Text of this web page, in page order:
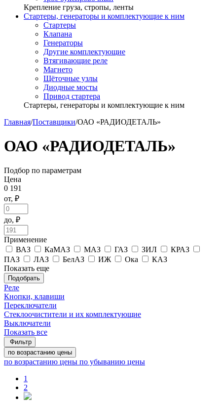
Крепление груза, стропы, ленты
Стартеры, генераторы и комплектующие к ним
Стартеры
Клапана
Генераторы
Другие комплектующие
Втягивающие реле
Магнето
Щёточные узлы
Диодные мосты
Привод стартера
Стартеры, генераторы и комплектующие к ним
Главная/Поставщики/ОАО «РАДИОДЕТАЛЬ»
ОАО «РАДИОДЕТАЛЬ»
Подбор по параметрам
Цена
0 191
от, ₽
до, ₽
Применение
ВАЗ
КаМАЗ МАЗ ГАЗ ЗИЛ
КРАЗ
ПАЗ
ЛАЗ БелАЗ ИЖ Ока
КАЗ
Показать еще
Подобрать
Реле
Кнопки, клавиши
Переключатели
Стеклоочистители и их комплектующие
Выключатели
Показать все
Фильтр
по возрастанию цены
по возрастанию цены по убыванию цены
1
2